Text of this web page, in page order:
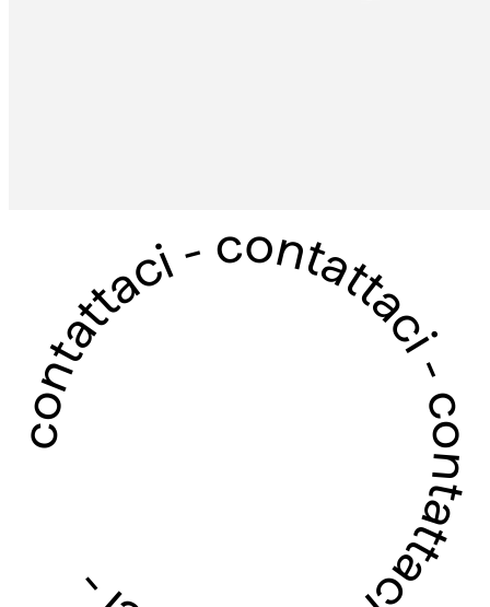
contattaci - contattaci - contattaci - contattaci -